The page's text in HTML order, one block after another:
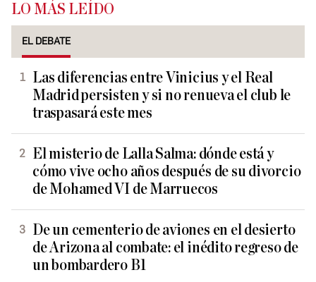
LO MÁS LEÍDO
EL DEBATE
Las diferencias entre Vinicius y el Real
Madrid persisten y si no renueva el club le
traspasará este mes
El misterio de Lalla Salma: dónde está y
cómo vive ocho años después de su divorcio
de Mohamed VI de Marruecos
De un cementerio de aviones en el desierto
de Arizona al combate: el inédito regreso de
un bombardero B1